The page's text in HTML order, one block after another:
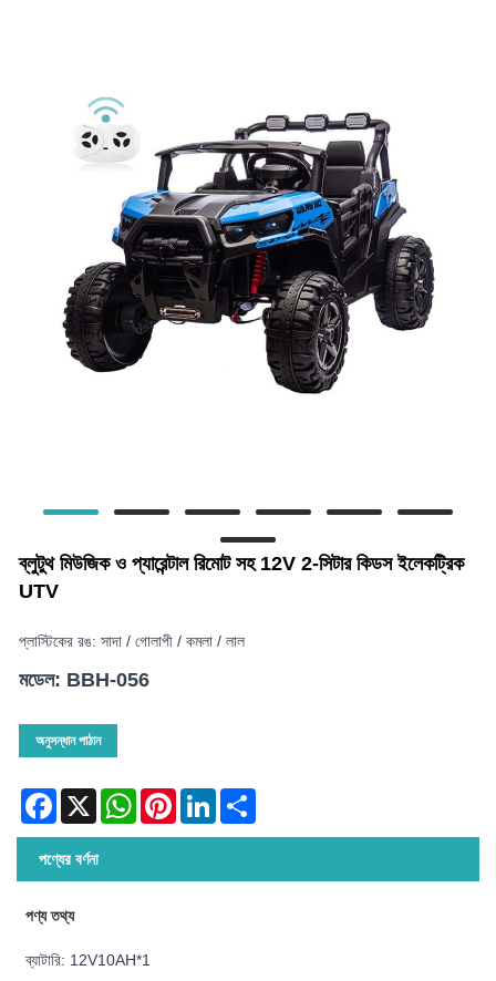
ব্লুটুথ মিউজিক ও প্যারেন্টাল রিমোট সহ 12V 2-সিটার কিডস ইলেকট্রিক
UTV
প্লাস্টিকের রঙ: সাদা / গোলাপী / কমলা / লাল
মডেল: BBH-056
অনুসন্ধান পাঠান
Facebook
X WhatsAppPinterestLinkedIn
পণ্যের বর্ণনা
পণ্য তথ্য
ব্যাটারি: 12V10AH*1